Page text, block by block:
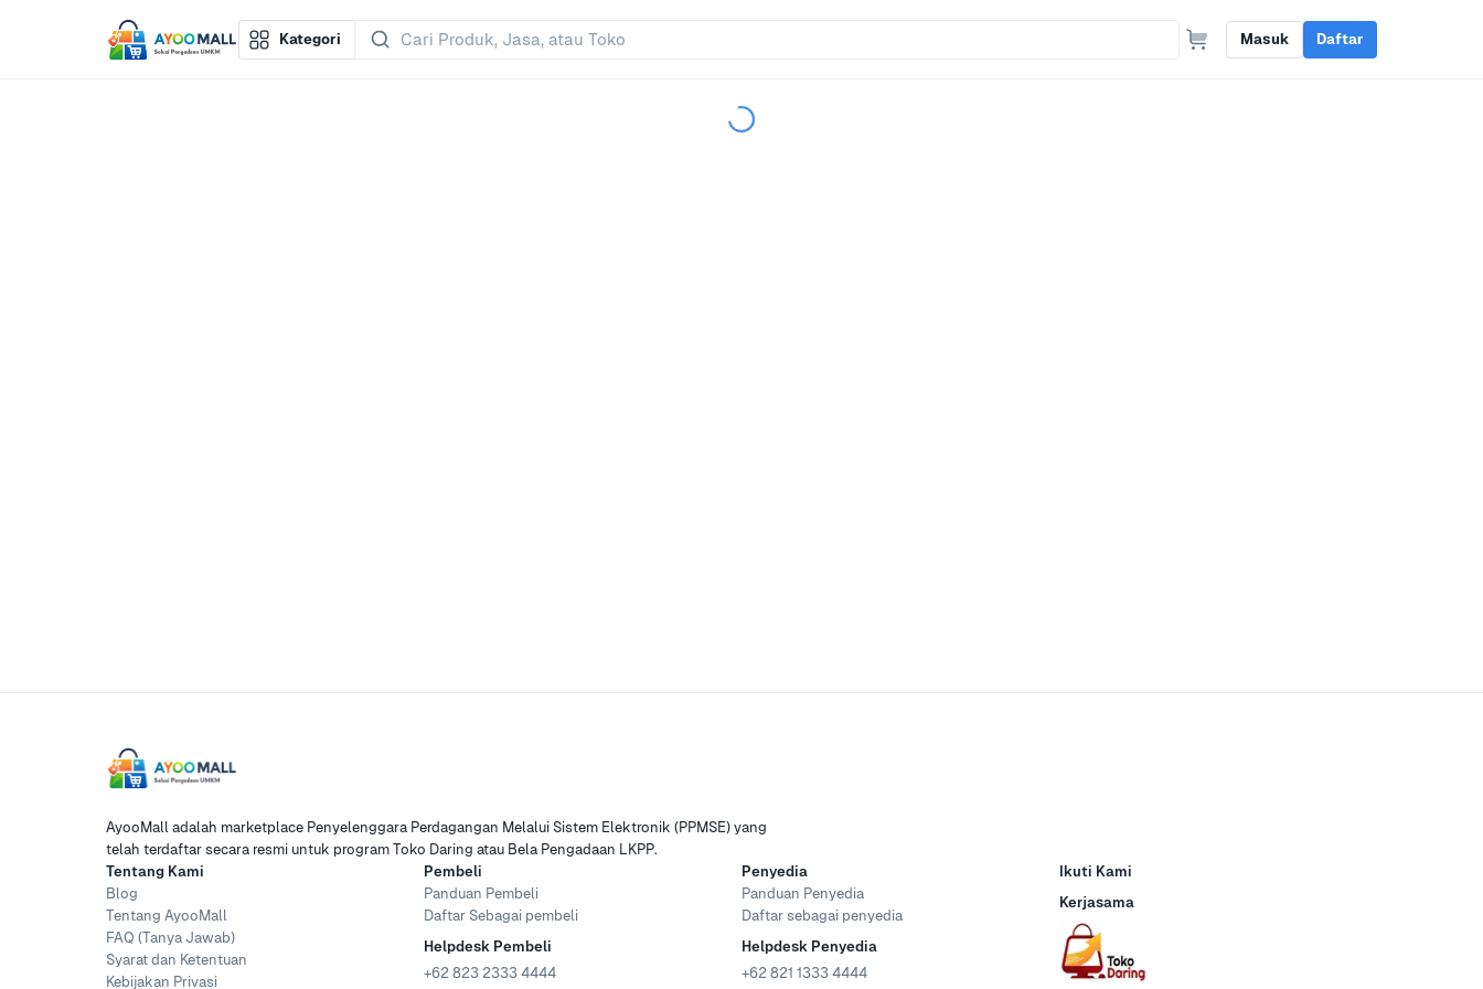
Kategori Masuk Daftar
AyooMall adalah marketplace Penyelenggara Perdagangan Melalui Sistem Elektronik (PPMSE) yang
telah terdaftar secara resmi untuk program Toko Daring atau Bela Pengadaan LKPP.
Tentang Kami
Blog
Tentang AyooMall
FAQ (Tanya Jawab)
Syarat dan Ketentuan
Kebijakan Privasi
Pembeli
Panduan Pembeli
Daftar Sebagai pembeli
Helpdesk Pembeli
+62 823 2333 4444
Penyedia
Panduan Penyedia
Daftar sebagai penyedia
Helpdesk Penyedia
+62 821 1333 4444
Ikuti Kami
Kerjasama